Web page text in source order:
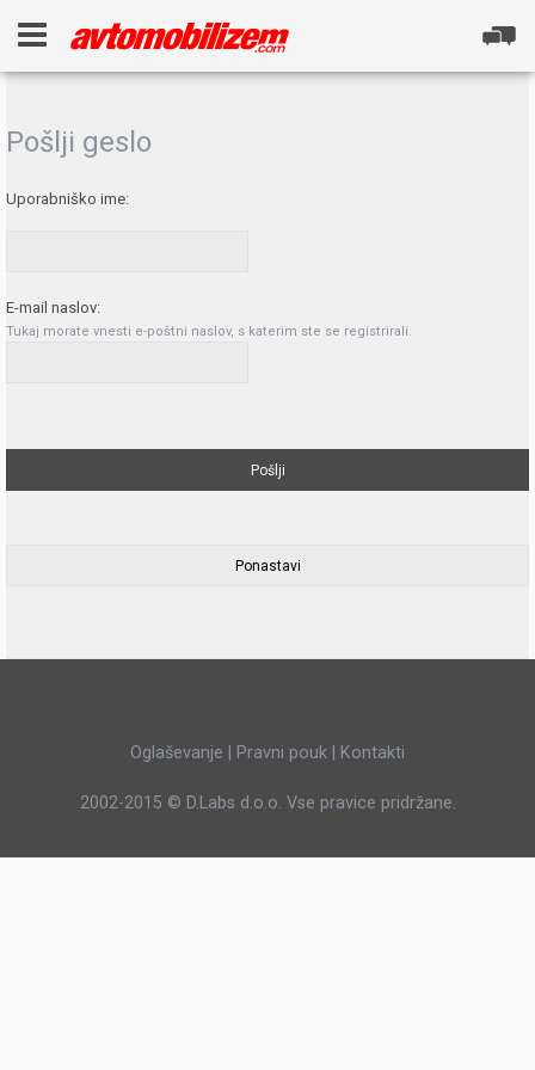
Pošlji geslo
Uporabniško ime:
E-mail naslov:
Tukaj morate vnesti e-poštni naslov, s katerim ste se registrirali.
Oglaševanje Pravni pouk Kontakti
2002-2015 © D.Labs d.o.o. Vse pravice pridržane.